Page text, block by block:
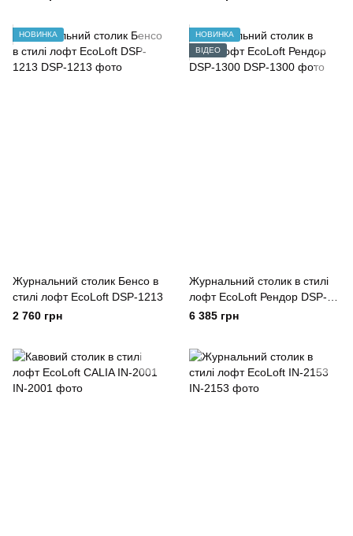
НОВИНКА
Журнальний столик Бенсо в
стилі лофт EcoLoft DSP-1213
2 760 грн
НОВИНКА
ВІДЕО
Журнальний столик в стилі
лофт EcoLoft Рендор DSP-
1300
6 385 грн